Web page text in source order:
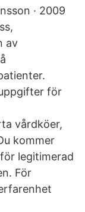
· 2009
av
för
vårdköer,
kommer
legitimerad
För